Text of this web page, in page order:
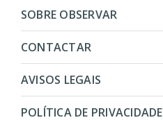
SOBRE OBSERVAR
CONTACTAR
AVISOS LEGAIS
POLÍTICA DE PRIVACIDADE